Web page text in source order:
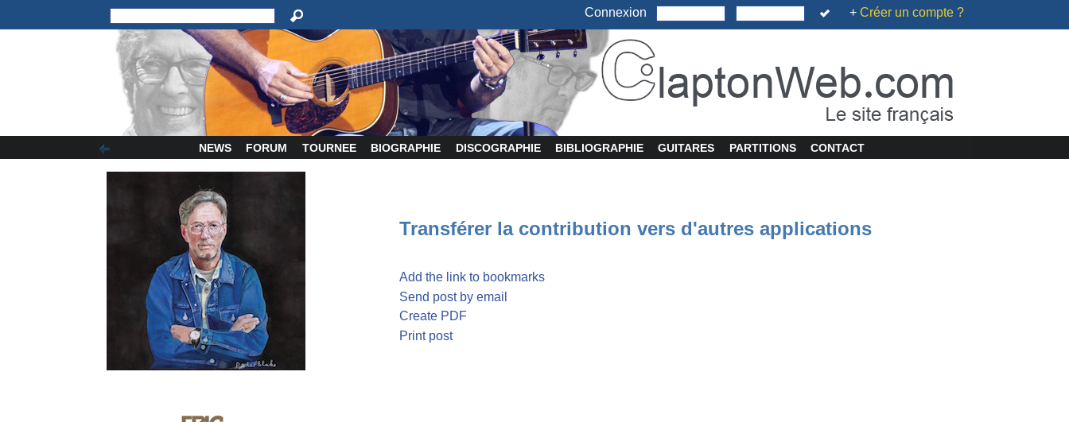
Connexion + Créer un compte ?
NEWS FORUM TOURNEE BIOGRAPHIE DISCOGRAPHIE BIBLIOGRAPHIE GUITARES PARTITIONS CONTACT
Transférer la contribution vers d'autres applications
Add the link to bookmarks
Send post by email
Create PDF
Print post